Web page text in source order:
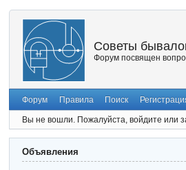
Советы
Форум посвящен
Форум Правила Поиск
Вы не вошли. Пожалуйста, войдите или
Объявления